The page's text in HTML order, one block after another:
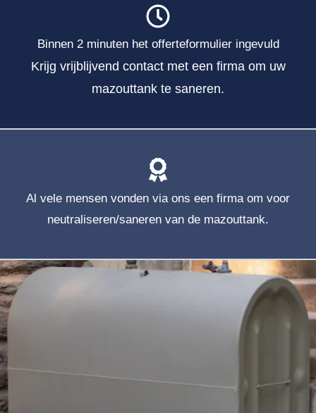
Binnen 2 minuten het offerteformulier ingevuld
Krijg vrijblijvend contact met een firma om uw
mazouttank te saneren.
Al vele mensen vonden via ons een firma om voor
neutraliseren/saneren van de mazouttank.